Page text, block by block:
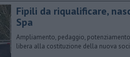
Fipili da riqualificare,
Spa
Ampliamento, pedaggio,
libera alla costituzione della nuova